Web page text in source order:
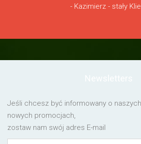
- Kazimierz - stały
Jeśli chcesz być informowany o
nowych promocjach,
zostaw nam swój adres E-mail